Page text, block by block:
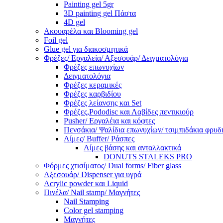
Painting gel 5gr
3D painting gel Πάστα
4D gel
Ακουαρέλα και Blooming gel
Foil gel
Glue gel για διακοσμητικά
Φρέζες/ Εργαλεία/ Αξεσουάρ/ Δειγματολόγια
Φρέζες επωνυχίων
Δειγματολόγια
Φρέζες κεραμικές
Φρέζες καρβιδίου
Φρέζες λείανσης και Set
Φρέζες,Pododisc και Λαβίδες πεντικιούρ
Pusher/ Εργαλέια και κόφτες
Πενσάκια/ Ψαλίδια επωνυχίων/ τσιμπιδάκια
Λίμες/ Buffer/ Ράσπες
Λίμες βάσης και ανταλλακτικά
DONUTS STALEKS PRO
Φόρμες χτισίματος/ Dual forms/ Fiber glass
Αξεσουάρ/ Dispenser για υγρά
Acrylic powder και Liquid
Πινέλα/ Nail stamp/ Μαγνήτες
Nail Stamping
Color gel stamping
Μαγνήτες